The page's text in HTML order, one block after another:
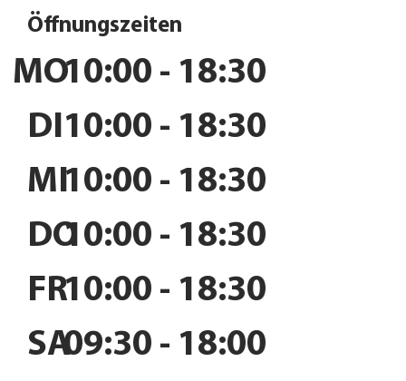
10:00 - 18:30
MI
10:00 - 18:30
DI
10:00 - 18:30
MO
Öffnungszeiten
10:00 - 18:30
DO
10:00 - 18:30
FR
09:30 - 18:00
SA